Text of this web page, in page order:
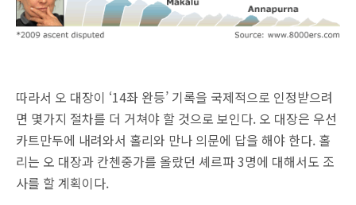
따라서 오 대장이 ‘14좌 완등’ 기록을 국제적으로 인정받으려
면 몇가지 절차를 더 거쳐야 할 것으로 보인다. 오 대장은 우선
카트만두에 내려와서 홀리와 만나 의문에 답을 해야 한다. 홀
리는 오 대장과 칸첸중가를 올랐던 셰르파 3명에 대해서도 조
사를 할 계획이다.